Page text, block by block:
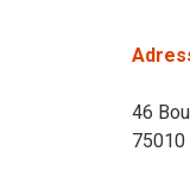
46
75010